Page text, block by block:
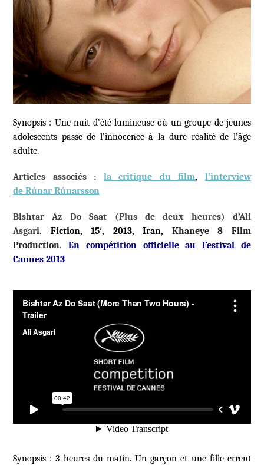
Synopsis : Une nuit d’été lumineuse où un groupe de jeunes
adolescents passe de l’innocence à la dure réalité de l’âge
adulte.
Articles associés : la critique du film,l’interview
de Rúnar Rúnarsson
Bishtar Az Do Saat (Plus de deux heures) d’Ali
Asgari. Fiction, 15′, 2013, Iran, Khaneye 8 Film
Production. En compétition officielle au Festival de
Cannes 2013
Synopsis : 3 heures du matin. Un garçon et une fille errent